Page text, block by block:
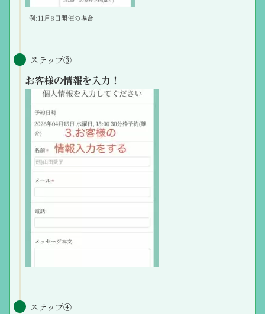
例:11月8日開催の場合
ステップ③
お客様の情報を入力！
ステップ④